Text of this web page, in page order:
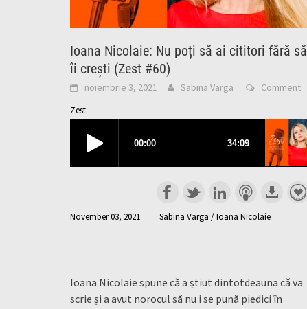
Ioana Nicolaie: Nu poți să ai cititori fără să
îi crești (Zest #60)
noiembrie 3, 2021 Sabina Varga Comment
Zest
November 03, 2021 Sabina Varga / Ioana Nicolaie
Ioana Nicolaie spune că a știut dintotdeauna că va
scrie și a avut norocul să nu i se pună piedici în